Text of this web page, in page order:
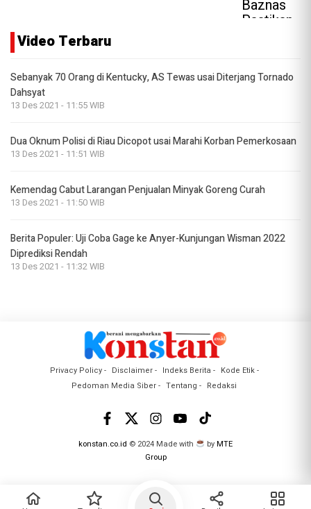
Video Terbaru
Sebanyak 70 Orang di Kentucky, AS Tewas usai Diterjang Tornado
Dahsyat
13 Des 2021 - 11:55 WIB
Dua Oknum Polisi di Riau Dicopot usai Marahi Korban Pemerkosaan
13 Des 2021 - 11:51 WIB
Kemendag Cabut Larangan Penjualan Minyak Goreng Curah
13 Des 2021 - 11:50 WIB
Berita Populer: Uji Coba Gage ke Anyer-Kunjungan Wisman 2022
Diprediksi Rendah
13 Des 2021 - 11:32 WIB
Privacy Policy Disclaimer Indeks Berita
Kode Etik
Pedoman Media Siber
Tentang Redaksi
konstan.co.id © 2024 Made with byMTE
Group